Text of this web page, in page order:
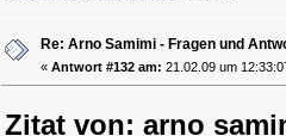
Re: Arno Samimi - Fragen und
« Antwort #132 am: 21.02.09 um
Zitat von: arno